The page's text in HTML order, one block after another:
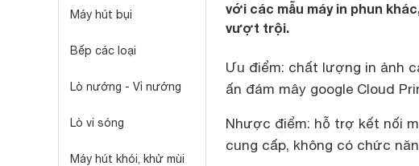
Máy hút bụi
Bếp các loại
Lò nướng - Vỉ nướng
Lò vi sóng
Máy hút khói, khử mùi
với các mẫu máy in phun
vượt trội.
Ưu điểm: chất lượng in ảnh
ấn đám mây google Cloud
Nhược điểm: hỗ trợ kết nối
cung cấp, không có chức